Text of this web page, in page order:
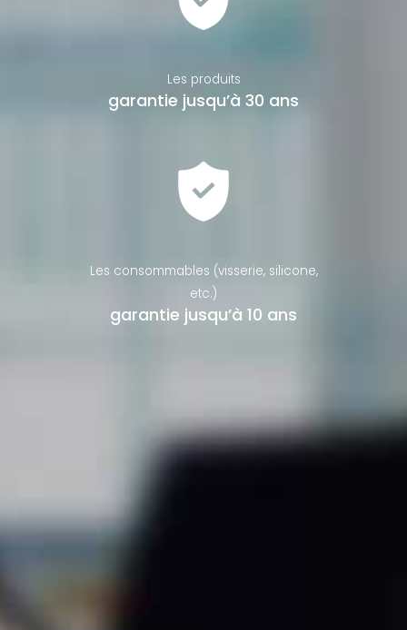
Les produits
garantie jusqu’à 30 ans
Les consommables (visserie, silicone,
etc.)
garantie jusqu’à 10 ans